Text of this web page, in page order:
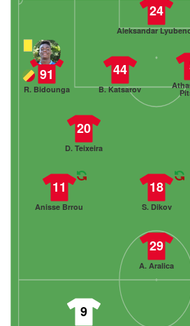
24
Aleksandar
44
B. Katsarov
91
R. Bidounga
20
D. Teixeira
18
S. Dikov
11
Anisse Brrou
29
A. Aralica
9